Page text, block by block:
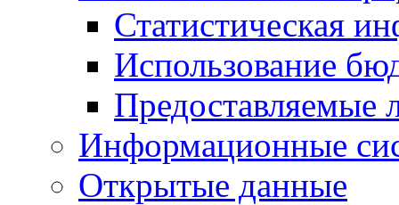
Статистическая
Использование
Предоставляемые
Информационные
Открытые данные